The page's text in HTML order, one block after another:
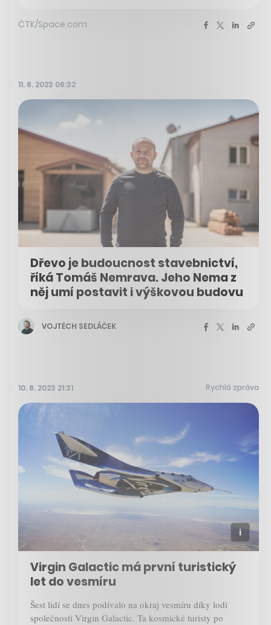
ČTK/Space.com
11. 8. 2023 06:32
Dřevo je budoucnost stavebnictví,
říká Tomáš Nemrava. Jeho Nema z
něj umí postavit i výškovou budovu
VOJTĚCH SEDLÁČEK
10. 8. 2023 21:31 Rychlá zpráva
Virgin Galactic má první turistický
let do vesmíru
Šest lidí se dnes podívalo na okraj vesmíru díky lodi
společnosti Virgin Galactic. Ta kosmické turisty po